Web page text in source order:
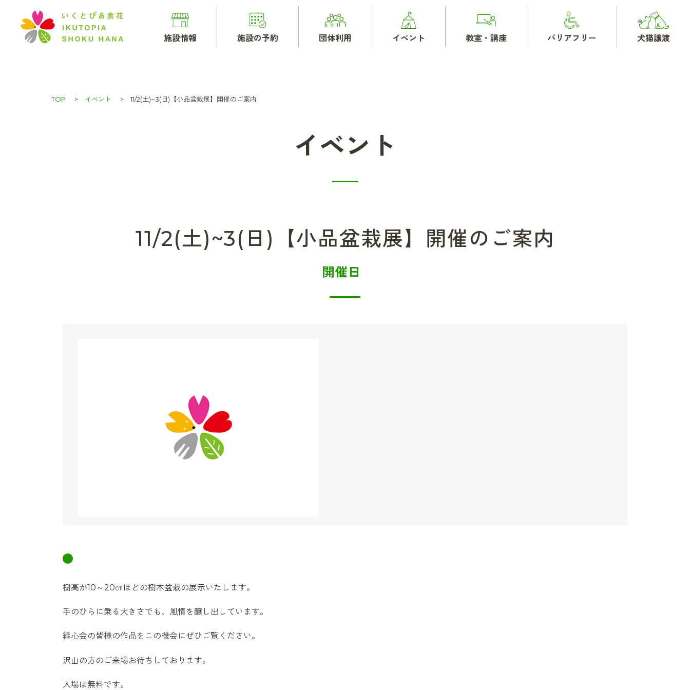
施設情報 施設の予約 団体利用 イベント 教室・講座 バリアフリー 犬猫譲渡
TOP イベント 11/2(土)~3(日)【小品盆栽展】開催のご案内
イベント
11/2(土)~3(日)【小品盆栽展】開催のご案内
開催日
樹高が10～20㎝ほどの樹木盆栽の展示いたします。
手のひらに乗る大きさでも、風情を醸し出しています。
緑心会の皆様の作品をこの機会にぜひご覧ください。
沢山の方のご来場お待ちしております。
入場は無料です。